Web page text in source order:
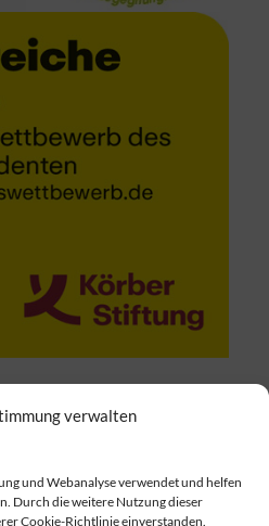
verwalten
und Webanalyse verwendet und helfen
Durch die weitere Nutzung dieser
Cookie-Richtlinie einverstanden.